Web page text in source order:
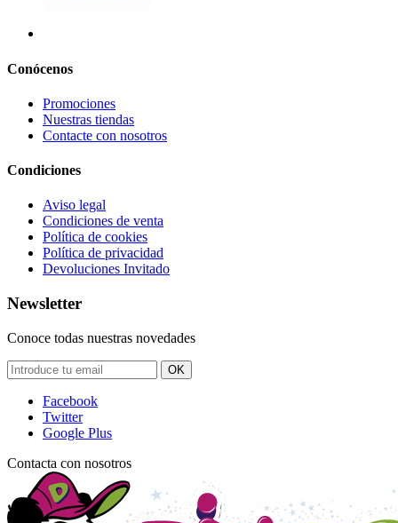
Conócenos
Promociones
Nuestras tiendas
Contacte con nosotros
Condiciones
Aviso legal
Condiciones de venta
Política de cookies
Política de privacidad
Devoluciones Invitado
Newsletter
Conoce todas nuestras novedades
OK
Facebook
Twitter
Google Plus
Contacta con nosotros